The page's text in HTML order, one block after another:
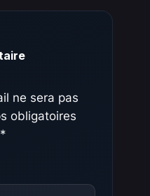
ne sera pas
obligatoires
*